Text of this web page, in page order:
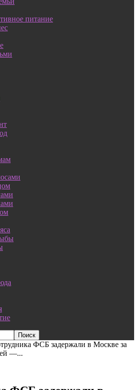
питание
ФСБ задержали в Москве за
—...